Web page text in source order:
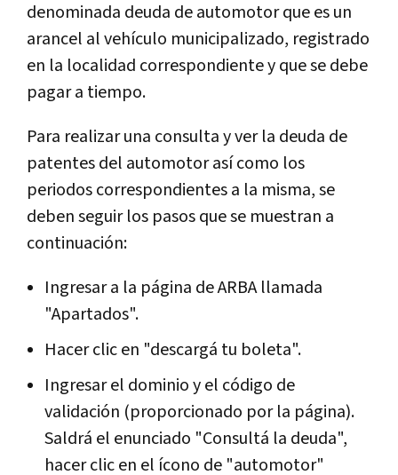
denominada deuda de automotor que es un
arancel al vehículo municipalizado, registrado
en la localidad correspondiente y que se debe
pagar a tiempo.
Para realizar una consulta y ver la deuda de
patentes del automotor así como los
periodos correspondientes a la misma, se
deben seguir los pasos que se muestran a
continuación:
Ingresar a la página de ARBA llamada
"Apartados".
Hacer clic en "descargá tu boleta".
Ingresar el dominio y el código de
validación (proporcionado por la página).
Saldrá el enunciado "Consultá la deuda",
hacer clic en el ícono de "automotor"